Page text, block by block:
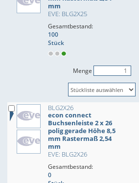
mm
EVE: BLG2X25
Gesamtbestand:
100
Stück
Menge
BLG2X26
econ connect
Buchsenleiste 2 x 26
polig gerade Höhe 8,5
mm Rastermaß 2,54
mm
EVE: BLG2X26
Gesamtbestand:
0